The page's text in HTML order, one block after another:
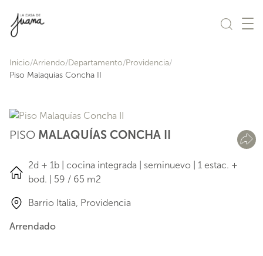
Inicio Arriendo Departamento Providencia
Piso Malaquías Concha II
PISO MALAQUÍAS CONCHA II
2d + 1b | cocina integrada | seminuevo | 1 estac. +
bod. | 59 / 65 m2
Barrio Italia, Providencia
Arrendado